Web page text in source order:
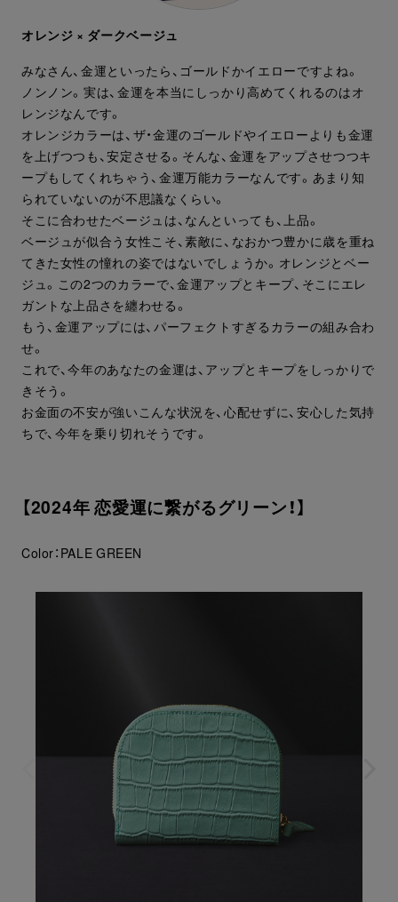
オレンジ × ダークベージュ
みなさん、金運といったら、ゴールドかイエローですよね。
ノンノン。実は、金運を本当にしっかり高めてくれるのはオ
レンジなんです。
オレンジカラーは、ザ・金運のゴールドやイエローよりも金運
を上げつつも、安定させる。そんな、金運をアップさせつつキ
ープもしてくれちゃう、金運万能カラーなんです。あまり知
られていないのが不思議なくらい。
そこに合わせたベージュは、なんといっても、上品。
ベージュが似合う女性こそ、素敵に、なおかつ豊かに歳を重ね
てきた女性の憧れの姿ではないでしょうか。オレンジとベー
ジュ。この2つのカラーで、金運アップとキープ、そこにエレ
ガントな上品さを纏わせる。
もう、金運アップには、パーフェクトすぎるカラーの組み合わ
せ。
これで、今年のあなたの金運は、アップとキープをしっかりで
きそう。
お金面の不安が強いこんな状況を、心配せずに、安心した気持
ちで、今年を乗り切れそうです。
【2024年 恋愛運に繋がるグリーン！】
Color：PALE GREEN